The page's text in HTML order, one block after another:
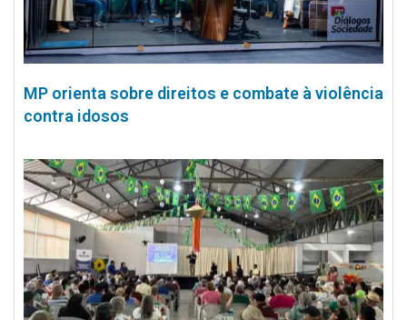
MP orienta sobre direitos e combate à violência
contra idosos